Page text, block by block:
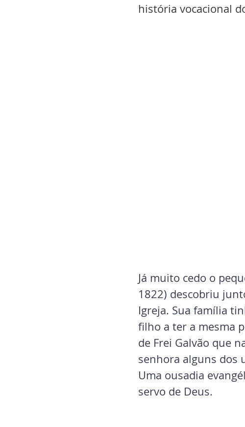
história vocacional
Já muito cedo o
1822) descobriu
Igreja. Sua família
filho a ter a mesma
de Frei Galvão que
senhora alguns dos
Uma ousadia
servo de Deus.